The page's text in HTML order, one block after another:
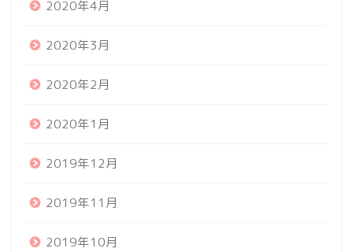
2020年4月
2020年3月
2020年2月
2020年1月
2019年12月
2019年11月
2019年10月